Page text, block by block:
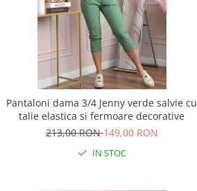
Pantaloni dama 3/4 Jenny verde salvie cu
talie elastica si fermoare decorative
213,00 RON149,00 RON
IN STOC